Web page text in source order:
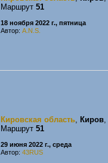
Маршрут 51
18 ноября 2022 г., пятница
Автор: A.N.S.
Кировская область, Киров,
Маршрут 51
29 июня 2022 г., среда
Автор: 43RUS